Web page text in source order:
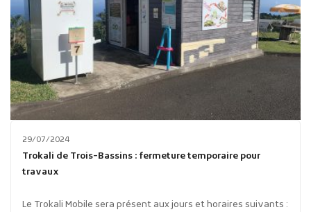
29/07/2024
Trokali de Trois-Bassins : fermeture temporaire pour
travaux
Le Trokali Mobile sera présent aux jours et horaires suivants :